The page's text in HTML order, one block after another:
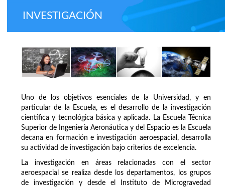
INVESTIGACIÓN
Uno de los objetivos esenciales de la Universidad, y en
particular de la Escuela, es el desarrollo de la investigación
científica y tecnológica básica y aplicada. La Escuela Técnica
Superior de Ingeniería Aeronáutica y del Espacio es la Escuela
decana en formación e investigación aeroespacial, desarrolla
su actividad de investigación bajo criterios de excelencia.
La investigación en áreas relacionadas con el sector
aeroespacial se realiza desde los departamentos, los grupos
de investigación y desde el Instituto de Microgravedad